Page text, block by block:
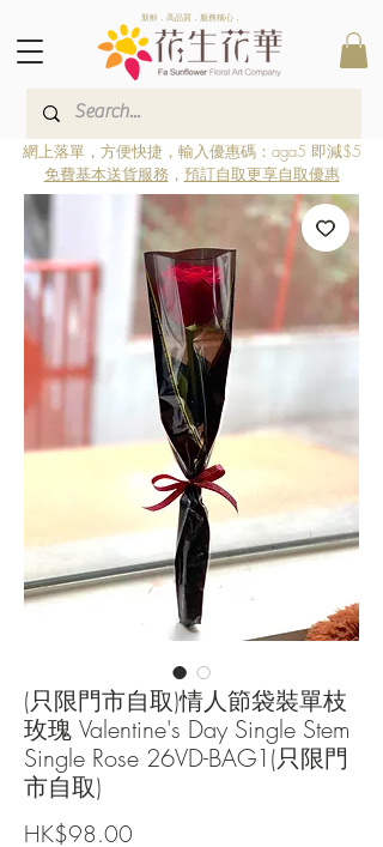
新鮮．高品質．服務稱心．
網上落單，方便快捷，輸入優惠碼：aga5 即減$5
免費基本送貨服務 ， 預訂自取更享自取優惠
(只限門市自取)情人節袋裝單枝
玫瑰 Valentine's Day Single Stem
Single Rose 26VD-BAG1(只限門
市自取)
HK$98.00